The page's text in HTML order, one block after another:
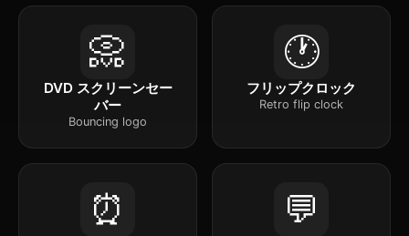
📀
DVD スクリーンセー
バー
Bouncing logo
🕐
フリップクロック
Retro flip clock
⏰ 💬